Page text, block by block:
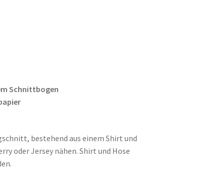
Schnittbogen
bestehend aus einem Shirt und
oder Jersey nähen. Shirt und Hose